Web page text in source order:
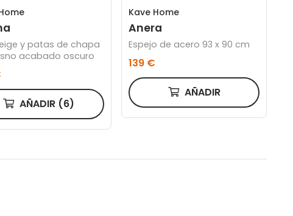
y patas de chapa
acabado oscuro
AÑADIR (6)
Kave Home
Anera
Espejo de acero 93 x 90 cm
139 €
AÑADIR